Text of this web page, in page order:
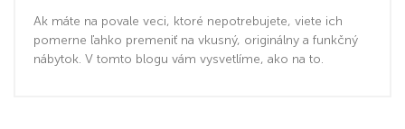
Ak máte na povale veci, ktoré nepotrebujete, viete ich
pomerne ľahko premeniť na vkusný, originálny a funkčný
nábytok. V tomto blogu vám vysvetlíme, ako na to.